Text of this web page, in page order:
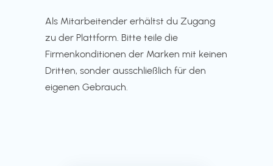
Als Mitarbeitender erhältst du Zugang
zu der Plattform. Bitte teile die
Firmenkonditionen der Marken mit keinen
Dritten, sonder ausschließlich für den
eigenen Gebrauch.